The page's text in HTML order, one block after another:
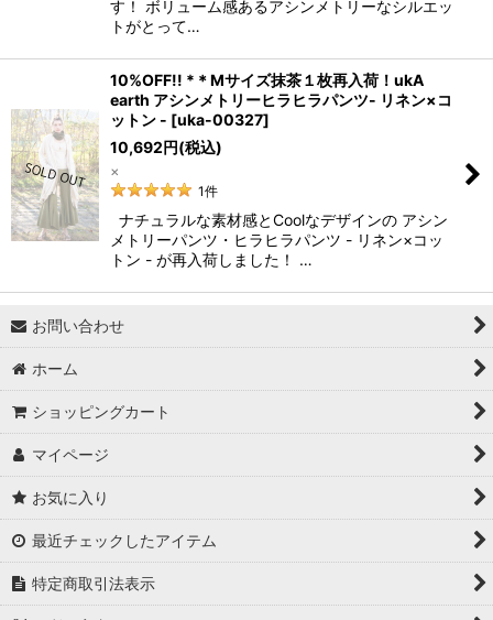
す！ ボリューム感あるアシンメトリーなシルエッ
トがとって…
10%OFF!! *＊Mサイズ抹茶１枚再入荷！ukA
earth アシンメトリーヒラヒラパンツ- リネン×コ
ットン - [uka-00327]
10,692円(税込)
×
1件
ナチュラルな素材感とCoolなデザインの アシン
メトリーパンツ・ヒラヒラパンツ - リネン×コッ
トン - が再入荷しました！ …
お問い合わせ
ホーム
ショッピングカート
マイページ
お気に入り
最近チェックしたアイテム
特定商取引法表示